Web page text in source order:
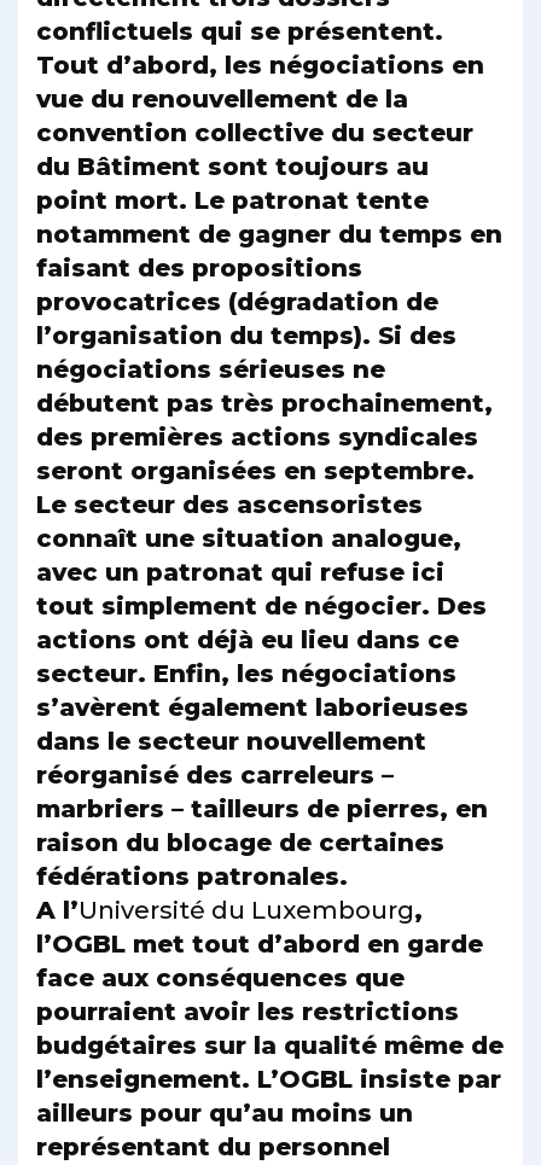
conflictuels qui se présentent.
Tout d’abord, les négociations en
vue du renouvellement de la
convention collective du secteur
du Bâtiment sont toujours au
point mort. Le patronat tente
notamment de gagner du temps en
faisant des propositions
provocatrices (dégradation de
l’organisation du temps). Si des
négociations sérieuses ne
débutent pas très prochainement,
des premières actions syndicales
seront organisées en septembre.
Le secteur des ascensoristes
connaît une situation analogue,
avec un patronat qui refuse ici
tout simplement de négocier. Des
actions ont déjà eu lieu dans ce
secteur. Enfin, les négociations
s’avèrent également laborieuses
dans le secteur nouvellement
réorganisé des carreleurs –
marbriers – tailleurs de pierres, en
raison du blocage de certaines
fédérations patronales.
A l’Université du Luxembourg,
l’OGBL met tout d’abord en garde
face aux conséquences que
pourraient avoir les restrictions
budgétaires sur la qualité même de
l’enseignement. L’OGBL insiste par
ailleurs pour qu’au moins un
représentant du personnel